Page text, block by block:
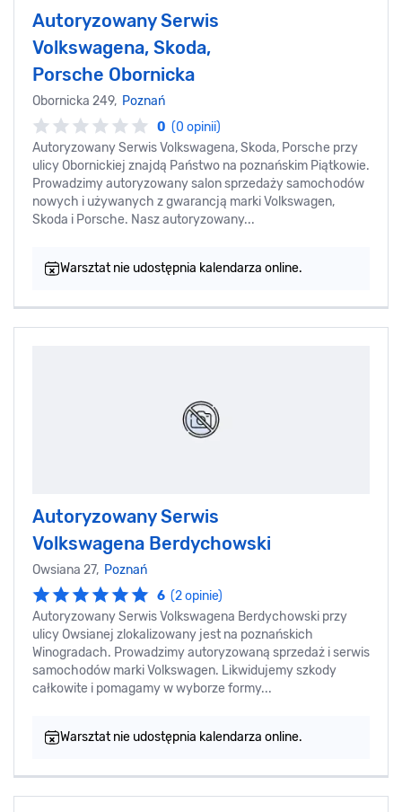
Autoryzowany Serwis
Volkswagena, Skoda,
Porsche Obornicka
Obornicka 249, Poznań
0 (0 opinii)
Autoryzowany Serwis Volkswagena, Skoda, Porsche przy
ulicy Obornickiej znajdą Państwo na poznańskim Piątkowie.
Prowadzimy autoryzowany salon sprzedaży samochodów
nowych i używanych z gwarancją marki Volkswagen,
Skoda i Porsche. Nasz autoryzowany...
Warsztat nie udostępnia kalendarza online.
Autoryzowany Serwis
Volkswagena Berdychowski
Owsiana 27, Poznań
6 (2 opinie)
Autoryzowany Serwis Volkswagena Berdychowski przy
ulicy Owsianej zlokalizowany jest na poznańskich
Winogradach. Prowadzimy autoryzowaną sprzedaż i serwis
samochodów marki Volkswagen. Likwidujemy szkody
całkowite i pomagamy w wyborze formy...
Warsztat nie udostępnia kalendarza online.